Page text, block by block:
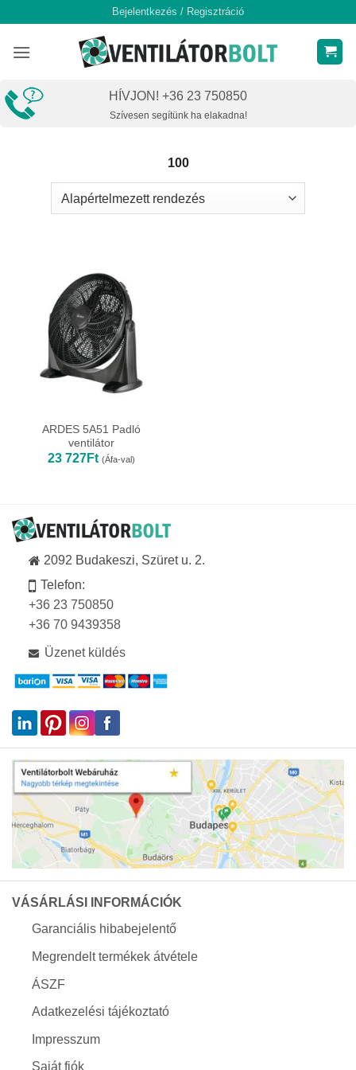
content
Bejelentkezés / Regisztráció
HÍVJON! +36 23 750850
Szívesen segítünk ha elakadna!
100
ARDES 5A51 Padló
ventilátor
23 727Ft (Áfa-val)
2092 Budakeszi, Szüret u. 2.
Telefon:
+36 23 750850
+36 70 9439358
Üzenet küldés
VÁSÁRLÁSI INFORMÁCIÓK
Garanciális hibabejelentő
Megrendelt termékek átvétele
ÁSZF
Adatkezelési tájékoztató
Impresszum
Saját fiók